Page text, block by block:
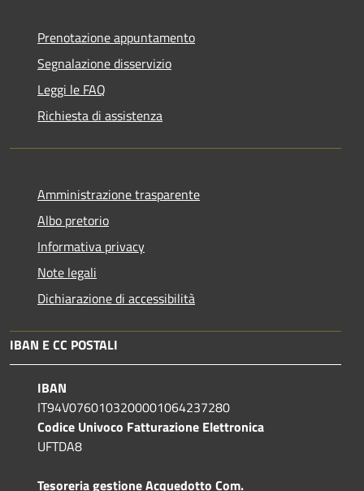
Prenotazione appuntamento
Segnalazione disservizio
Leggi le FAQ
Richiesta di assistenza
Amministrazione trasparente
Albo pretorio
Informativa privacy
Note legali
Dichiarazione di accessibilità
IBAN E CC POSTALI
IBAN
IT94V0760103200001064237280
Codice Univoco Fatturazione Elettronica
UFTDA8
Tesoreria gestione Acquedotto Com.